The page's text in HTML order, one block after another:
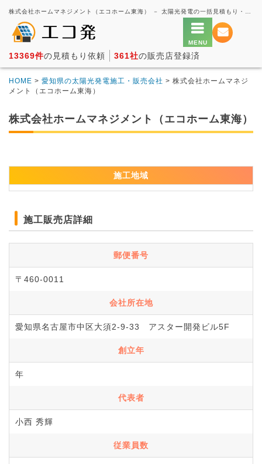
13369件の見積もり依頼 361社の販売店登録済
HOME > 愛知県の太陽光発電施工・販売会社 > 株式会社ホームマネジ
メント（エコホーム東海）
株式会社ホームマネジメント（エコホーム東海）
施工地域
施工販売店詳細
郵便番号
〒460-0011
会社所在地
愛知県名古屋市中区大須2-9-33 アスター開発ビル5F
創立年
年
代表者
小西 秀輝
従業員数